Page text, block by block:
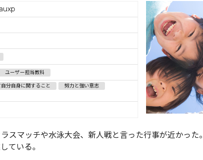
ユーザー担当教科
分自身に関すること
努力と強い意志
スマッチや水泳大会、新人戦と言った行事が近かった。
ている。